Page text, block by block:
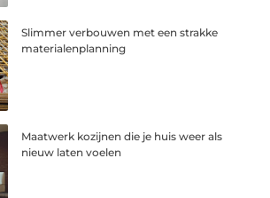
Slimmer verbouwen met een strakke
materialenplanning
Maatwerk kozijnen die je huis weer als
nieuw laten voelen